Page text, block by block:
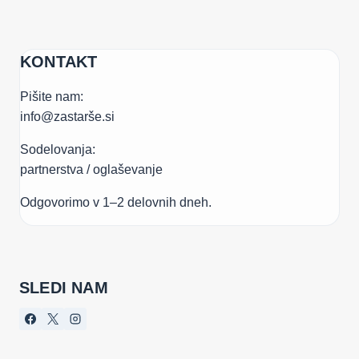
KONTAKT
Pišite nam:
info@zastarše.si
Sodelovanja:
partnerstva / oglaševanje
Odgovorimo v 1–2 delovnih dneh.
SLEDI NAM